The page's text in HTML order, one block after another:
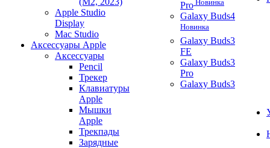
Apple Studio
Display
Mac Studio
Аксессуары Apple
Аксессуары
Pencil
Трекер
Клавиатуры
Apple
Мышки
Apple
Трекпады
Зарядные
Pro Новинка
Galaxy Buds4
Новинка
Galaxy Buds3
FE
Galaxy Buds3
Pro
Galaxy Buds3